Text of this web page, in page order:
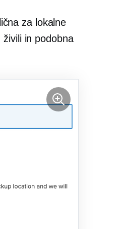
za lokalne
in podobna